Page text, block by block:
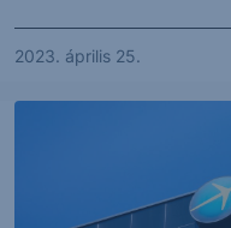
2023. április 25.